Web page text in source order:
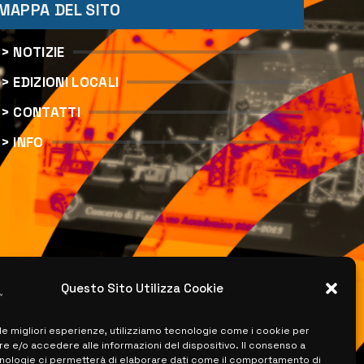
Questo Sito Utilizza Cookie
migliori esperienze, utilizziamo tecnologie come i cookie per
e/o accedere alle informazioni del dispositivo. Il consenso a
ci permetterà di elaborare dati come il comportamento di
DEL SITO
> NOTIZIE
> EDIZIONI LOCALI
> CONTATTI
> INFO